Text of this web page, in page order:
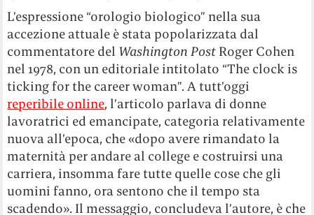
L’espressione “orologio biologico” nella sua
accezione attuale è stata popolarizzata dal
commentatore del Washington Post Roger Cohen
nel 1978, con un editoriale intitolato “The clock is
ticking for the career woman”. A tutt’oggi
reperibile online, l’articolo parlava di donne
lavoratrici ed emancipate, categoria relativamente
nuova all’epoca, che «dopo avere rimandato la
maternità per andare al college e costruirsi una
carriera, insomma fare tutte quelle cose che gli
uomini fanno, ora sentono che il tempo sta
scadendo». Il messaggio, concludeva l’autore, è che